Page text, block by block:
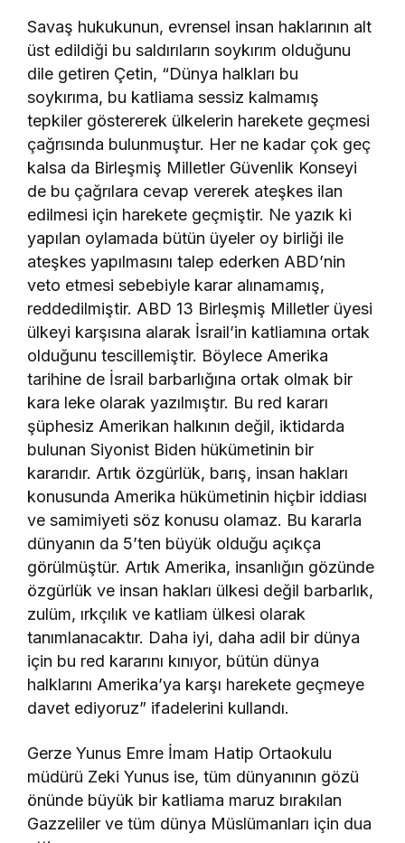
Savaş hukukunun, evrensel insan haklarının alt
üst edildiği bu saldırıların soykırım olduğunu
dile getiren Çetin, “Dünya halkları bu
soykırıma, bu katliama sessiz kalmamış
tepkiler göstererek ülkelerin harekete geçmesi
çağrısında bulunmuştur. Her ne kadar çok geç
kalsa da Birleşmiş Milletler Güvenlik Konseyi
de bu çağrılara cevap vererek ateşkes ilan
edilmesi için harekete geçmiştir. Ne yazık ki
yapılan oylamada bütün üyeler oy birliği ile
ateşkes yapılmasını talep ederken ABD’nin
veto etmesi sebebiyle karar alınamamış,
reddedilmiştir. ABD 13 Birleşmiş Milletler üyesi
ülkeyi karşısına alarak İsrail’in katliamına ortak
olduğunu tescillemiştir. Böylece Amerika
tarihine de İsrail barbarlığına ortak olmak bir
kara leke olarak yazılmıştır. Bu red kararı
şüphesiz Amerikan halkının değil, iktidarda
bulunan Siyonist Biden hükümetinin bir
kararıdır. Artık özgürlük, barış, insan hakları
konusunda Amerika hükümetinin hiçbir iddiası
ve samimiyeti söz konusu olamaz. Bu kararla
dünyanın da 5’ten büyük olduğu açıkça
görülmüştür. Artık Amerika, insanlığın gözünde
özgürlük ve insan hakları ülkesi değil barbarlık,
zulüm, ırkçılık ve katliam ülkesi olarak
tanımlanacaktır. Daha iyi, daha adil bir dünya
için bu red kararını kınıyor, bütün dünya
halklarını Amerika’ya karşı harekete geçmeye
davet ediyoruz” ifadelerini kullandı.
Gerze Yunus Emre İmam Hatip Ortaokulu
müdürü Zeki Yunus ise, tüm dünyanının gözü
önünde büyük bir katliama maruz bırakılan
Gazzeliler ve tüm dünya Müslümanları için dua